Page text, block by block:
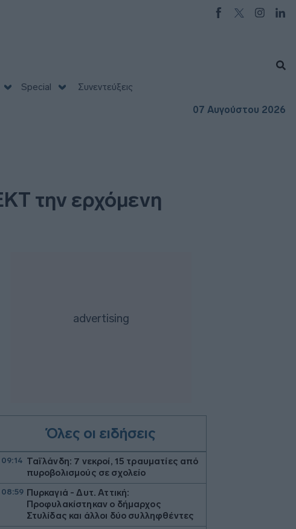
Special
Συνεντεύξεις
07 Αυγούστου 2026
την ερχόμενη
Όλες οι ειδήσεις
09:14 Ταϊλάνδη: 7 νεκροί, 15 τραυματίες από
πυροβολισμούς σε σχολείο
08:59 Πυρκαγιά - Δυτ. Αττική:
Προφυλακίστηκαν ο δήμαρχος
Στυλίδας και άλλοι δύο συλληφθέντες